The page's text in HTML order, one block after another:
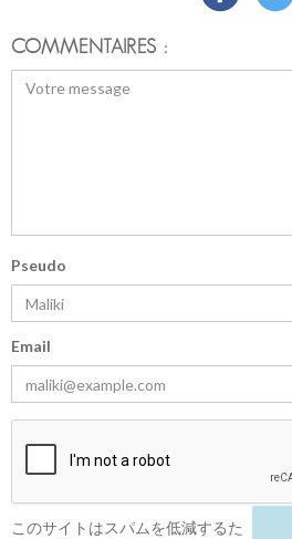
COMMENTAIRES :
Pseudo
Email
このサイトはスパムを低減するた